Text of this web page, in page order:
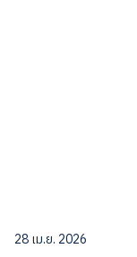
28 เม.ย. 2026